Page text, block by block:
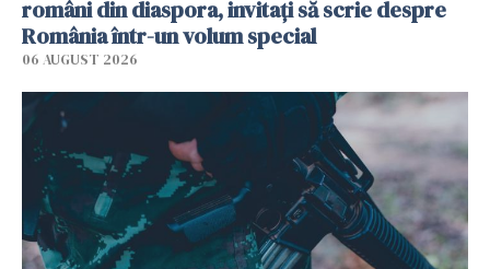
români din diaspora, invitați să scrie despre
România într-un volum special
06 AUGUST 2026